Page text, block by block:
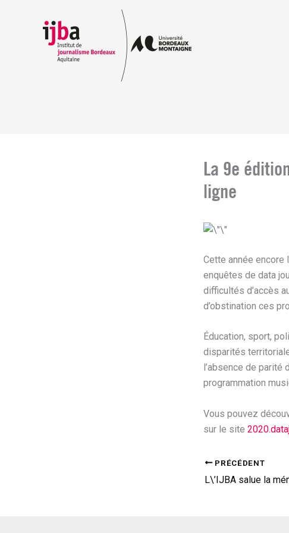
La 9e
ligne
Cette année
enquêtes de data
difficultés d’accès
d’obstination ces
Éducation, sport,
disparités
l’absence de
programmation
Vous pouvez
sur le site 2020.d
PRÉCÉDENT